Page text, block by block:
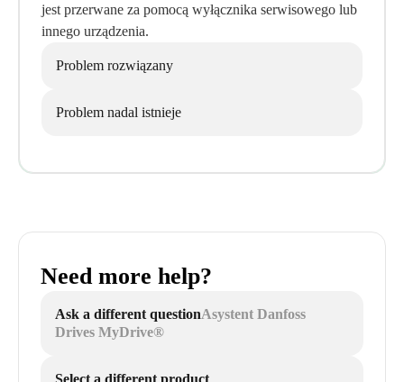
jest przerwane za pomocą wyłącznika serwisowego lub
innego urządzenia.
Problem rozwiązany
Problem nadal istnieje
Need more help?
Ask a different questionAsystent Danfoss
Drives MyDrive®
Select a different product